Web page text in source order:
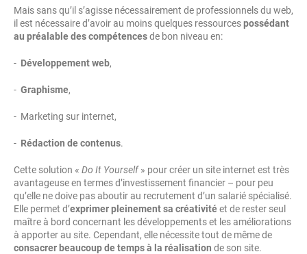
Mais sans qu’il s’agisse nécessairement de professionnels du web,
il est nécessaire d’avoir au moins quelques ressourcespossédant
au préalable des compétencesde bon niveau en:
- Développement web,
- Graphisme,
- Marketing sur internet,
- Rédaction de contenus.
Cette solution « Do It Yourself» pour créer un site internet est très
avantageuse en termes d’investissement financier – pour peu
qu’elle ne doive pas aboutir au recrutement d’un salarié spécialisé.
Elle permet d’exprimer pleinement sa créativitéet de rester seul
maître à bord concernant les développements et les améliorations
à apporter au site. Cependant, elle nécessite tout de même de
consacrer beaucoup de temps à la réalisation de son site.